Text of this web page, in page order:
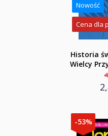
Nowość
Cena dla
Historia
Wielcy
-53%